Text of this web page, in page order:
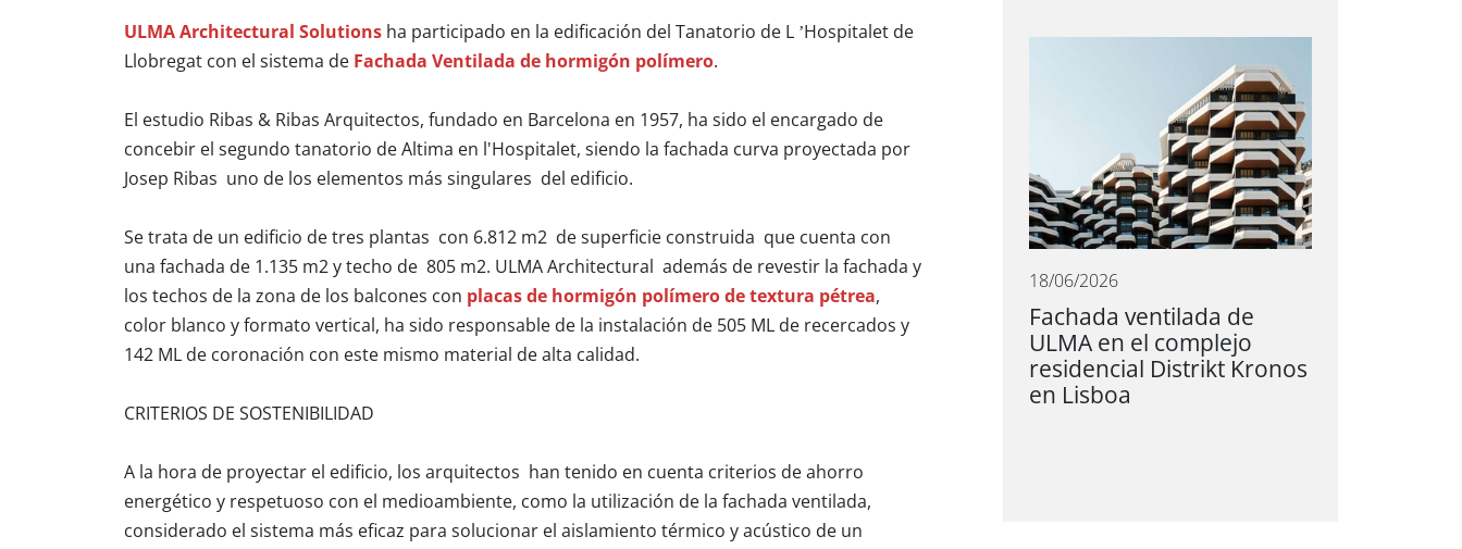
ULMA Architectural Solutions ha participado en la edificación del Tanatorio de L ’Hospitalet de
Llobregat con el sistema de Fachada Ventilada de hormigón polímero.
El estudio Ribas & Ribas Arquitectos, fundado en Barcelona en 1957, ha sido el encargado de
concebir el segundo tanatorio de Altima en l'Hospitalet, siendo la fachada curva proyectada por
Josep Ribas uno de los elementos más singulares del edificio.
Se trata de un edificio de tres plantas con 6.812 m2 de superficie construida que cuenta con
una fachada de 1.135 m2 y techo de 805 m2. ULMA Architectural además de revestir la fachada y
los techos de la zona de los balcones con placas de hormigón polímero de textura pétrea,
color blanco y formato vertical, ha sido responsable de la instalación de 505 ML de recercados y
142 ML de coronación con este mismo material de alta calidad.
CRITERIOS DE SOSTENIBILIDAD
A la hora de proyectar el edificio, los arquitectos han tenido en cuenta criterios de ahorro
energético y respetuoso con el medioambiente, como la utilización de la fachada ventilada,
considerado el sistema más eficaz para solucionar el aislamiento térmico y acústico de un
18/06/2026
Fachada ventilada de
ULMA en el complejo
residencial Distrikt Kronos
en Lisboa